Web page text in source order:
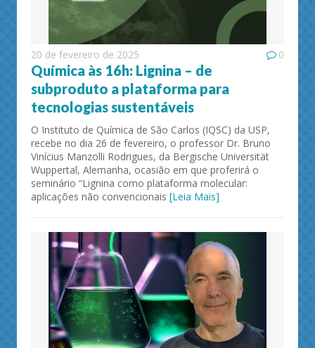
20 de fevereiro de 2025 0
Química às 16h: Lignina – de
subproduto a plataforma para
tecnologias sustentáveis
O Instituto de Química de São Carlos (IQSC) da USP,
recebe no dia 26 de fevereiro, o professor Dr. Bruno
Vinícius Manzolli Rodrigues, da Bergische Universität
Wuppertal, Alemanha, ocasião em que proferirá o
seminário “Lignina como plataforma molecular:
aplicações não convencionais [Leia Mais]